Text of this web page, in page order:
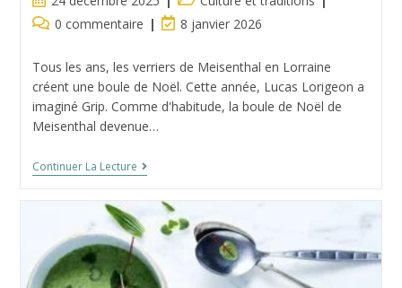
publiée :
category:
Commentaires
la
publication :
0 commentaire
Dernière
de
la
publication :
8 janvier 2026
Tous les ans, les verriers de Meisenthal en Lorraine
créent une boule de Noël. Cette année, Lucas Lorigeon a
imaginé Grip. Comme d'habitude, la boule de Noël de
Meisenthal devenue…
Continuer La LectureLa
Boule
Meisenthal
:
Noël
Sous
Verre